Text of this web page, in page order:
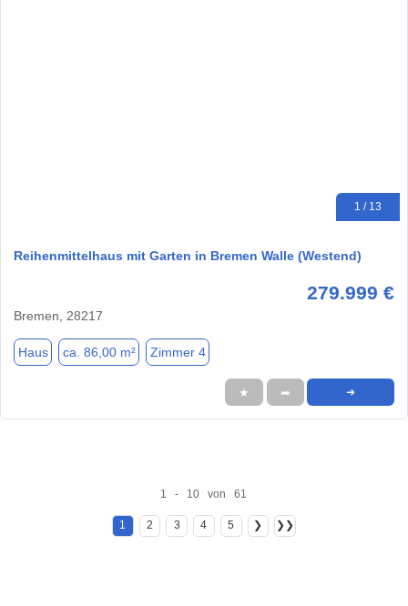
1 / 13
Reihenmittelhaus mit Garten in Bremen Walle (Westend)
279.999 €
Bremen, 28217
Haus ca. 86,00 m² Zimmer 4
★ ➦ ➜
1 - 10 von 61
1 2 3 4 5 ❯ ❯❯